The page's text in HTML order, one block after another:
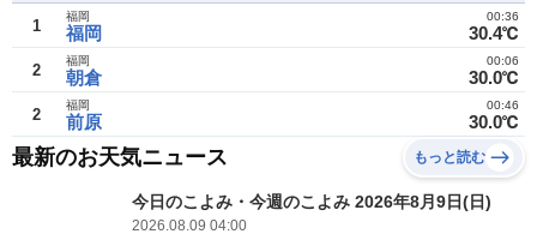
1 福岡
福岡
30.4℃
00:36
2 朝倉
福岡
30.0℃
00:06
2 前原
福岡
30.0℃
00:46
最新のお天気ニュース もっと読む
今日のこよみ・今週のこよみ 2026年8月9日(日)
2026.08.09 04:00